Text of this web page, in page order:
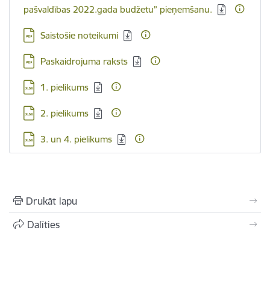
pašvaldības 2022.gada budžetu” pieņemšanu.
Lejupielādēt:
Saistošie noteikumi
Lejupielādēt:
Paskaidrojuma raksts
Lejupielādēt:
1. pielikums
Lejupielādēt:
2. pielikums
Lejupielādēt:
3. un 4. pielikums
Drukāt lapu
Dalīties